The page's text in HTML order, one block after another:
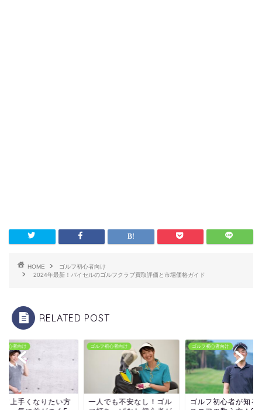
HOME
ゴルフ初心者向け
2024年最新！バイセルのゴルフクラブ買取評価と市場価格ガイド
RELATED POST
初心者向け
フ上手くなりたい方
ゴルフ初心者向け
一人でも不安なし！ゴル
ゴルフ初心者向け
ゴルフ初心者が知る